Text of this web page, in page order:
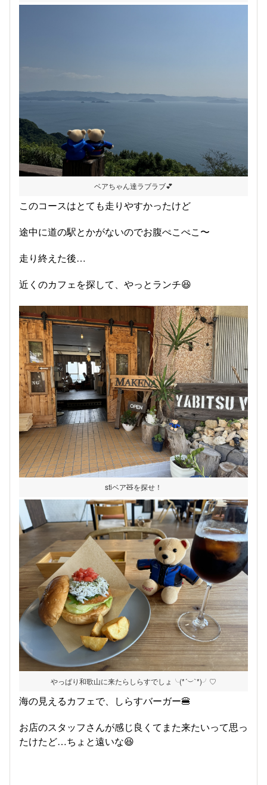
ベアちゃん達ラブラブ💕
このコースはとても走りやすかったけど
途中に道の駅とかがないのでお腹ぺこぺこ〜
走り終えた後…
近くのカフェを探して、やっとランチ😆
stiベア🧸を探せ！
やっぱり和歌山に来たらしらすでしょ╰(*´︶`*)╯♡
海の見えるカフェで、しらすバーガー🍔
お店のスタッフさんが感じ良くてまた来たいって思っ
たけたど…ちょと遠いな😆